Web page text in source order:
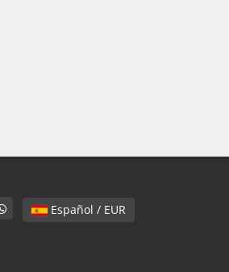
Español / EUR